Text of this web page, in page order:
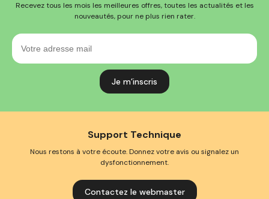
Recevez tous les mois les meilleures offres, toutes les actualités et les
nouveautés, pour ne plus rien rater.
Votre
adresse
mail
Support Technique
Nous restons à votre écoute. Donnez votre avis ou signalez un
dysfonctionnement.
Contactez le webmaster